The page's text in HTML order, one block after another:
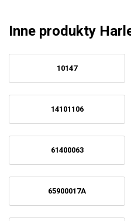
Inne produkty
10147
14101106
61400063
65900017A